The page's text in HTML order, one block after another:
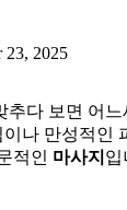
23, 2025
나 만성적
적인 마사지 입